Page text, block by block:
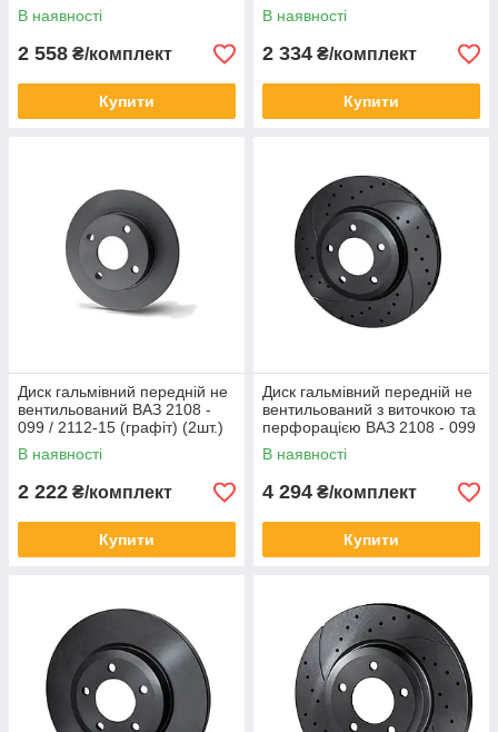
В наявності
2 558 ₴/комплект
Купити
`13" (графит)(2шт.)
ROTINGER
В наявності
2 334 ₴/комплект
Купити
Диск гальмівний передній не
вентильований ВАЗ 2108 -
099 / 2112-15 (графіт) (2шт.)
ROTINGER
В наявності
2 222 ₴/комплект
Купити
Диск гальмівний передній не
вентильований з виточкою та
перфорацією ВАЗ 2108 - 099
/ 2113-15 (графіт) (2шт.)
В наявності
4 294 ₴/комплект
Купити